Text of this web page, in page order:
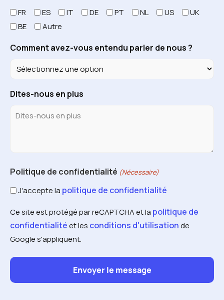
FR ES IT DE PT NL US
UK
BE
Autre
Comment avez-vous entendu parler de nous ?
Dites-nous en plus
Politique de confidentialité (Nécessaire)
J'accepte la politique de confidentialité
Ce site est protégé par reCAPTCHA et la politique de
confidentialitéet les conditions d'utilisationde
Google s'appliquent.